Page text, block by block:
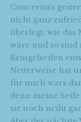
Concertina
nicht ganz
überlegt, wie
wäre und so sind
Kringelseifen
Netterweise hat
für mich wars
denn meine
sie noch nciht